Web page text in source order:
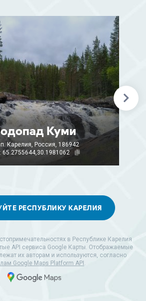
Куми
Карелия, Россия, 186942
65.2755644,30.1981062
РЕСПУБЛИКУ КАРЕЛИЯ
в Республике Карелия
API сервиса Google Карты. Отображаемые
их авторам и используются, согласно
Google Maps Platform API .